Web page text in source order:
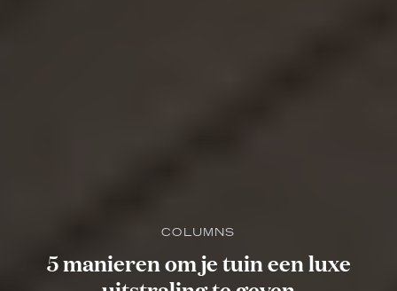
COLUMNS
5 manieren om je tuin een luxe